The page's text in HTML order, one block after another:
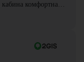
комфортная,